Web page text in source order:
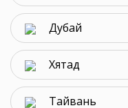
Дубай
Хятад
Тайвань